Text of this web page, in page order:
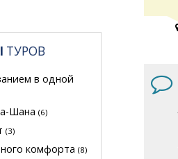
ТУРОВ
в одной
Шана (6)
(3)
комфорта (8)